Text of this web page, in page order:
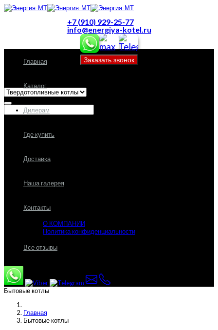
+7 (910) 929-25-77
info@energiya-kotel.ru
Главная
Каталог
Дилерам
Где купить
Доставка
Наша галерея
Контакты
О КОМПАНИИ
Политика конфиденциальности
Все отзывы
Бытовые котлы
Главная
Бытовые котлы